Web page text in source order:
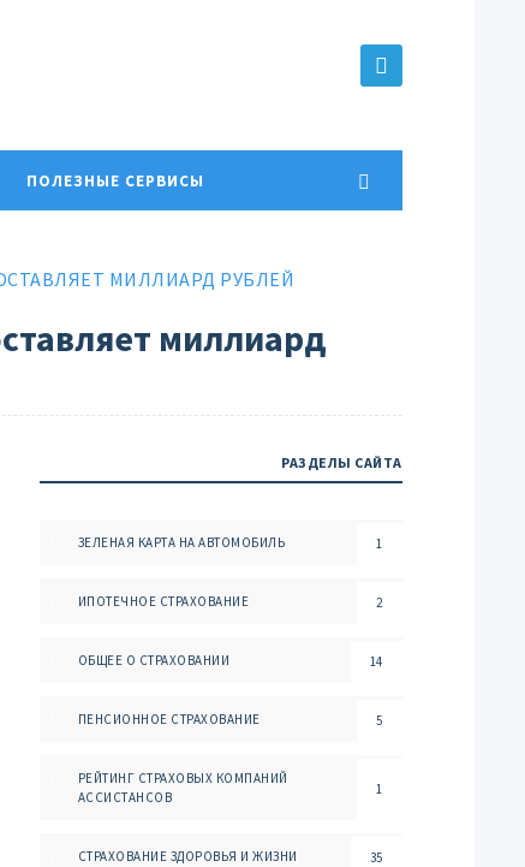
ПОЛЕЗНЫЕ СЕРВИСЫ
МИЛЛИАРД РУБЛЕЙ
миллиард
РАЗДЕЛЫ САЙТА
ЗЕЛЕНАЯ КАРТА НА АВТОМОБИЛЬ 1
ИПОТЕЧНОЕ СТРАХОВАНИЕ 2
ОБЩЕЕ О СТРАХОВАНИИ 14
ПЕНСИОННОЕ СТРАХОВАНИЕ 5
РЕЙТИНГ СТРАХОВЫХ КОМПАНИЙ
АССИСТАНСОВ
1
СТРАХОВАНИЕ ЗДОРОВЬЯ И ЖИЗНИ 35